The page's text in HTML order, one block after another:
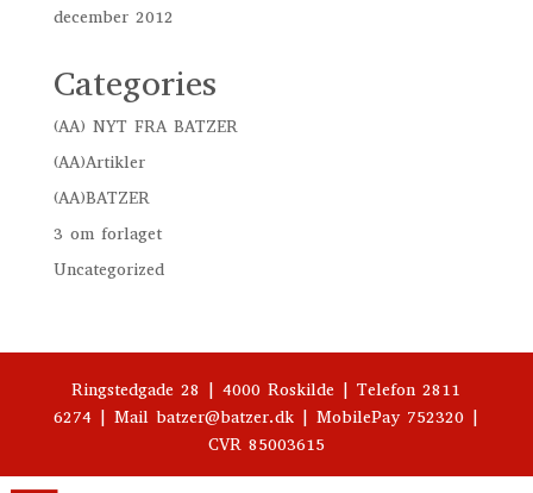
december 2012
Categories
(AA) NYT FRA BATZER
(AA)Artikler
(AA)BATZER
3 om forlaget
Uncategorized
Ringstedgade 28 | 4000 Roskilde | Telefon 2811
6274 | Mail batzer@batzer.dk | MobilePay 752320 |
CVR 85003615